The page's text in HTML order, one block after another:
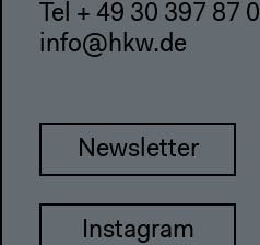
Tel + 49 30 397 87 0
info@hkw.de
Newsletter
Instagram